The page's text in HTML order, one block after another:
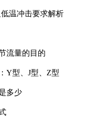
温冲击要求解析
流量的目的
Y型、J型、Z型
多少